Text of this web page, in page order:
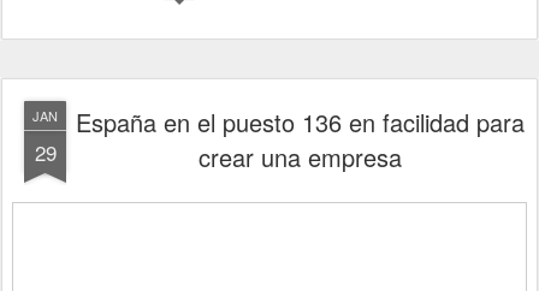
JAN
29
España en el puesto 136 en facilidad para
crear una empresa